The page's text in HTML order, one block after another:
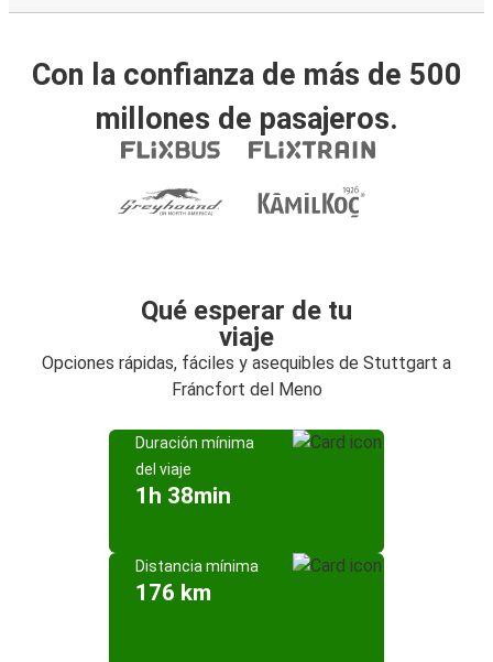
Con la confianza de más de 500
millones de pasajeros.
Qué esperar de tu
viaje
Opciones rápidas, fáciles y asequibles de Stuttgart a
Fráncfort del Meno
Duración mínima
del viaje
1h 38min
Distancia mínima
176 km